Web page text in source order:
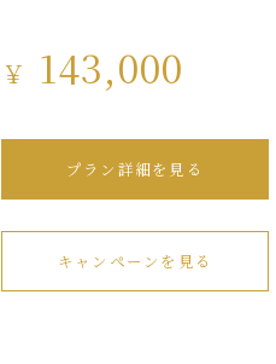
￥ 143,000
プラン詳細を見る
キャンペーンを見る